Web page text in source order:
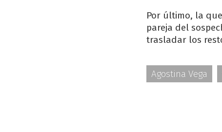
Por último, la
pareja del
trasladar los
Agostina Vega